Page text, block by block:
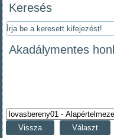
Keresés
Akadálymentes
Vissza Választ